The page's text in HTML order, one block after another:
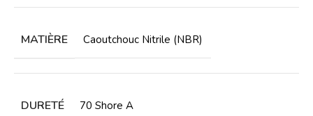
MATIÈRE Caoutchouc Nitrile (NBR)
DURETÉ 70 Shore A